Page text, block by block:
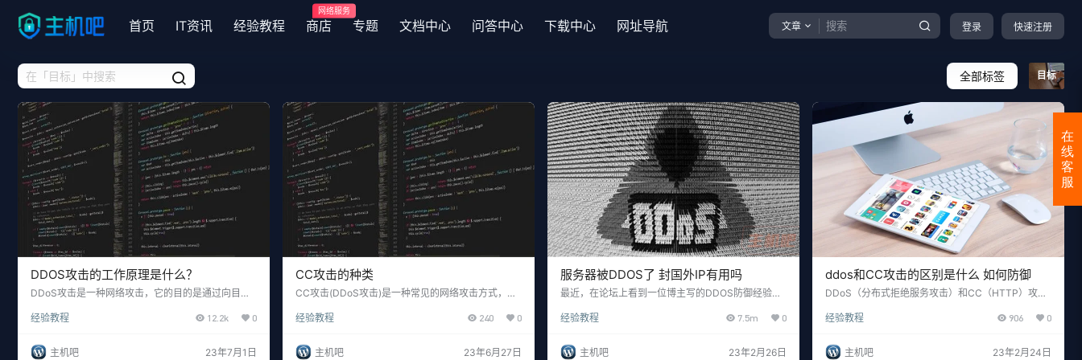
首页 IT资讯 经验教程 商店
网络服务
专题 文档中心 问答中心 下载中心 网址导航 文章 登录 快速注册
全部标签 目标
DDOS攻击的工作原理是什么？
DDoS攻击是一种网络攻击，它的目的是通过向目标
用户的请求，从而使其无法提供正常的服务。这种攻
标服务器的可用性。 DDoS攻击的工作原理是，攻击
者通过控制向目标服务器发送大量的恶意流量，通常
经验教程 12.2k 0
主机吧 23年7月1日
CC攻击的种类
CC攻击(DDoS攻击)是一种常见的网络攻击方式，它
送大量的数据包，导致服务器过载而无法正常工作。
多种类型。 一、基于IP的CC攻击 基于IP的CC攻击是
指攻击者使用同一个IP地址向目标服务器发送大量的
经验教程 240 0
主机吧 23年6月27日
服务器被DDOS了 封国外IP有用吗
最近，在论坛上看到一位博主写的DDOS防御经验，
S，这里主机吧实在忍不住唠叨下。 DDoS攻击（分
目标服务器或网络发起攻击的方式，目的是使其无法
正常运行或提供服务。下面是几种常见的DDoS攻击
经验教程 7.5m 0
主机吧 23年2月26日
ddos和CC攻击的区别是什么 如何防御
DDoS（分布式拒绝服务攻击）和CC（HTTP）攻击
击目标和攻击方式。 DDoS攻击是利用大量的计算机
作。攻击者通常会使用大量的计算机或网络设备发送
大量的请求，例如网络流量、数据包等，从而使目标
经验教程 906 0
主机吧 23年2月24日
在
线
客
服